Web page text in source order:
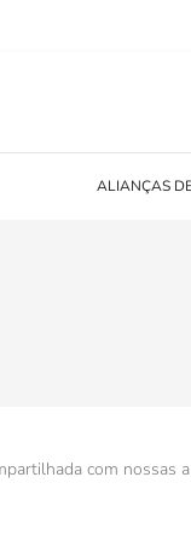
ALIANÇAS
com